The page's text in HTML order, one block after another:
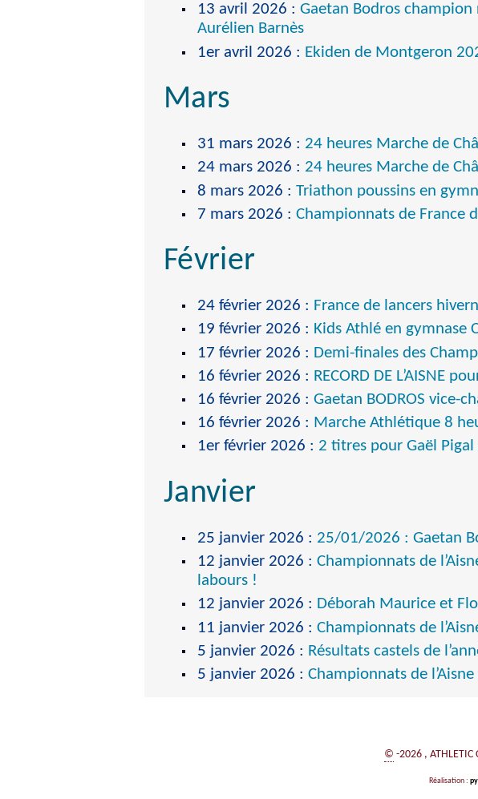
13 avril 2026 : Gaetan Bodros
Aurélien Barnès
1er avril 2026 : Ekiden de Montgeron
Mars
31 mars 2026 : 24 heures Marche de
24 mars 2026 : 24 heures Marche de
8 mars 2026 : Triathon poussins en
7 mars 2026 : Championnats de France
Février
24 février 2026 : France de lancers
19 février 2026 : Kids Athlé en gymnase
17 février 2026 : Demi-finales des
16 février 2026 : RECORD DE L’AISNE
16 février 2026 : Gaetan BODROS vice-
16 février 2026 : Marche Athlétique 8
1er février 2026 : 2 titres pour Gaël
Janvier
25 janvier 2026 : 25/01/2026 : Gaetan
12 janvier 2026 : Championnats de
labours !
12 janvier 2026 : Déborah Maurice et
11 janvier 2026 : Championnats de
5 janvier 2026 : Résultats castels de
5 janvier 2026 : Championnats de
© -2026 , ATHLETIC
Réalisation :